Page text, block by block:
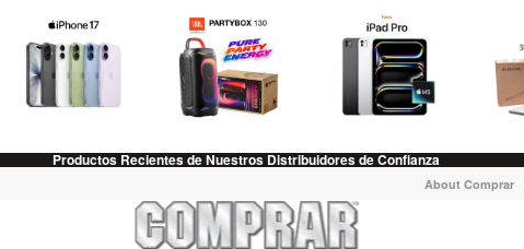
Productos Recientes de Nuestros Distribuidores de Confianza
About Comprar